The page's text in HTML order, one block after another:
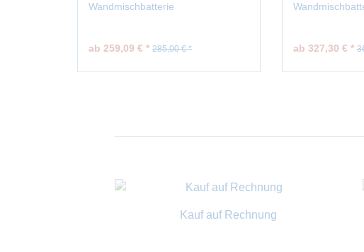
Wandmischbatterie
ab 259,09 € * 285,00 € * ab 327,30 € *
Kauf auf Rechnung